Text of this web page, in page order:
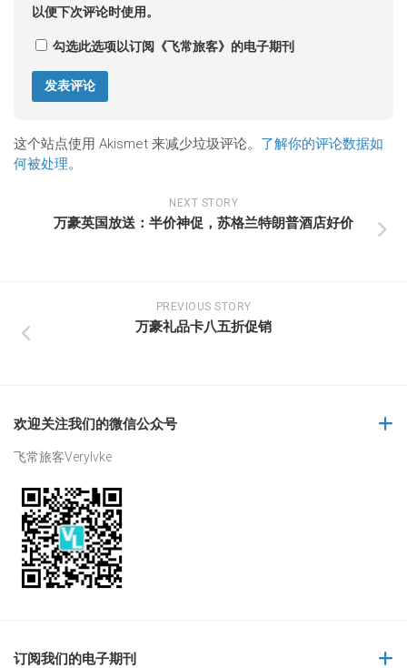
以便下次评论时使用。
勾选此选项以订阅《飞常旅客》的电子期刊
这个站点使用 Akismet 来减少垃圾评论。 了解你的评论数据如
何被处理。
NEXT STORY
万豪英国放送：半价神促，苏格兰特朗普酒店好价
PREVIOUS STORY
万豪礼品卡八五折促销
欢迎关注我们的微信公众号
飞常旅客Verylvke
订阅我们的电子期刊